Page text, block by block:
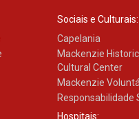
Sociais e Culturais:
Capelania
Mackenzie
Cultural Center
Mackenzie
Responsabilidade
Hospitais: